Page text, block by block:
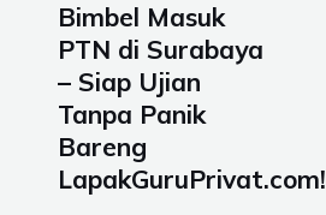
Bimbel Masuk
PTN di Surabaya
– Siap Ujian
Tanpa Panik
Bareng
LapakGuruPrivat.com!